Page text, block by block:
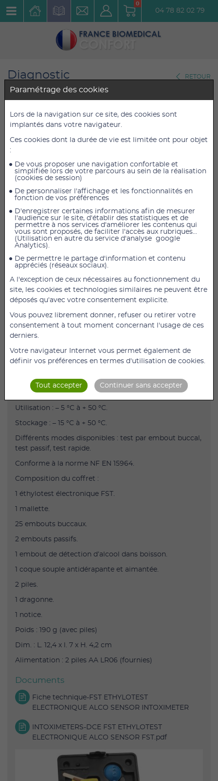
0
04 78 82 02 79
Diagnostic
Ethylotests
RETOUR
Éthylotest électronique ALCO-
SENSOR FST
Réf. : 0232112000
1 996,80 € TTC
1 664,00 € HT
1 996,80 € TTC
AJOUTER AU PANIER
Éthylotest électronique ALCO-SENSOR FST
Description
Outil de contrôle d’alcoolémie indispensable pour les
professionnels.
Prise de mesure rapide et précise.
Écran rétro éclairé à cristaux liquide à 3 chiffres.
Arrêt automatique 20 secondes après l’affichage du
résultat.
Grande capacité mémoire.
expiré (précision ± 0,01 mg/L d’air expiré).
Étalonnage tous les 12 mois.
Utilisation : – 5 °C à + 50 °C.
Stockage : – 15 °C à + 50 °C.
Différents modes disponibles : test par embout buccal,
test passif, test rapide.
Conforme à la norme NF EN 15964.
Composition du coffret :
1 éthylotest électronique FST.
1 mallette.
25 embouts buccaux.
2 embouts passifs.
1 embout de détection d’alcool dans boisson.
1 coque souple antidérapante et aimantée.
2 piles.
1 dragonne.
1 notice.
Poids : 190 g (avec piles)
Dim. : L. 12,4 x l. 7 x H. 4,2 cm
Alimentation : 2 piles AA LR06 (fournies)
Documents
Fiche technique-FST ETHYLOTEST
ELECTRONIQUE ALCO SENSOR INTOXIMETER
INTOXIMETERS-DCE FST ETHYLOTEST
ELECTRONIQUE ALCO SENSOR FST.pdf
Paramétrage des cookies
Lors de la navigation sur ce site, des cookies sont
implantés dans votre navigateur.
Ces cookies dont la durée de vie est limitée ont pour objet
:
De vous proposer une navigation confortable et
simplifiée lors de votre parcours au sein de la réalisation
(cookies de session)
De personnaliser l'affichage et les fonctionnalités en
fonction de vos préférences
D'enregistrer certaines informations afin de mesurer
l'audience sur le site, d'établir des statistiques et de
permettre à nos services d'améliorer les contenus qui
vous sont proposés, de faciliter l'accès aux rubriques...
(Utilisation en autre du service d'analyse google
Analytics).
De permettre le partage d'information et contenu
appréciés (réseaux sociaux).
A l'exception de ceux nécessaires au fonctionnement du
site, les cookies et technologies similaires ne peuvent être
déposés qu'avec votre consentement explicite.
Vous pouvez librement donner, refuser ou retirer votre
consentement à tout moment concernant l'usage de ces
derniers.
Votre navigateur Internet vous permet également de
définir vos préférences en termes d'utilisation de cookies.
Tout accepter Continuer sans accepter